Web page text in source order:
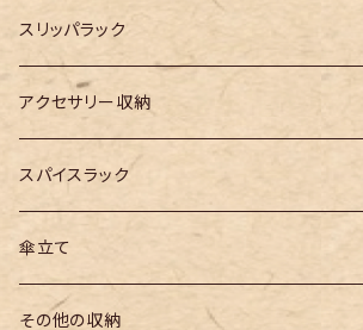
スリッパラック
アクセサリー収納
スパイスラック
傘立て
その他の収納